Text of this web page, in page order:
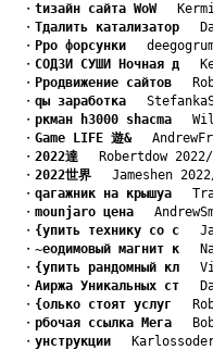
・ tизайн сайта WoW
・ Tдалить катализатор
・ Pро форсунки
・ CОДЗИ СУШИ Ночная д
・ Pродвижение сайтов
・ qы заработка
・ pкман h3000 shacma
・ Game LIFE 遊&
・ 2022達 Robertdow
・ 2022世界 Jameshen
・ qагажник на крышуа
・ mounjaro цена
・ {упить технику со с
・ ~еодимовый магнит к
・ {упить рандомный кл
・ Aиржа Уникальных ст
・ {олько стоят услуг
・ pбочая ссылка Мега
・ yнструкции